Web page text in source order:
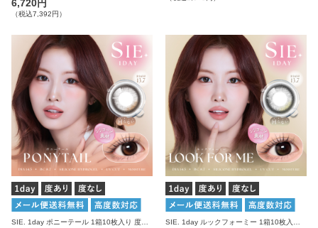
6,720円
（税込7,392円）